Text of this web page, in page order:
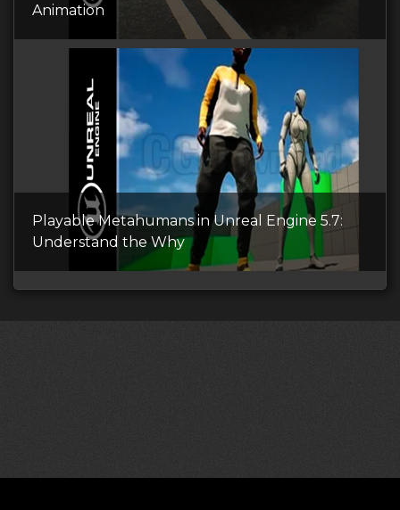
Animation
Playable Metahumans in Unreal Engine 5.7:
Understand the Why